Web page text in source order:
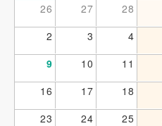
26 27 28
2
3 4
9
10 11
16
17 18
23
24 25